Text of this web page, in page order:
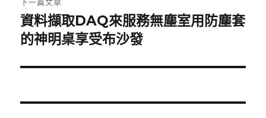
下
一
文
資料擷取DAQ來服務無塵室用防塵套
的神明桌享受布沙發